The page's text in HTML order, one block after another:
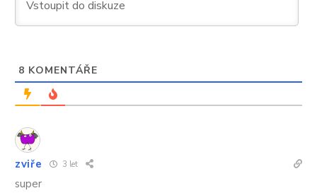
8 KOMENTÁŘE
zviře 3 let
super